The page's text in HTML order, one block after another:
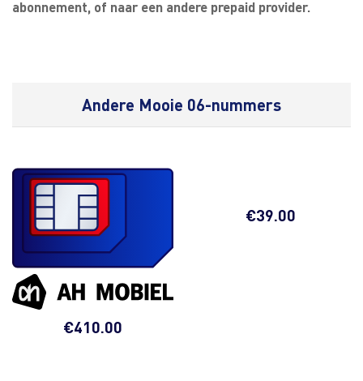
abonnement, of naar een andere prepaid provider.
Andere Mooie 06-nummers
€410.00
€39.00